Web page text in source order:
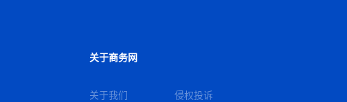
关于商务网
关于我们 侵权投诉